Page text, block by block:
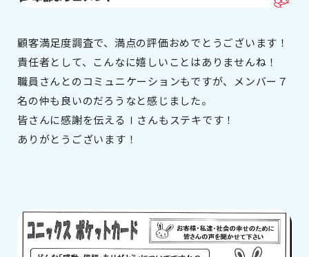
顧客満足度調査で、満点の評価おめでとうございます！
責任者として、こんなに嬉しいことはありませんね！
職員さんとのコミュニケーションもですが、メンバー７
名の仲も良いのだろうなと感じました。
皆さんに感謝を伝えるⅠさんもステキです！
ありがとうございます！